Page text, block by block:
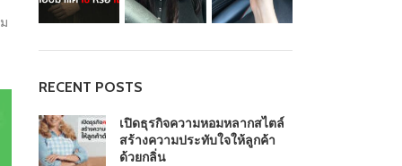
RECENT POSTS
เปิดธุรกิจความหอมหลากสไตล์
สร้างความประทับใจให้ลูกค้า
ด้วยกลิ่น